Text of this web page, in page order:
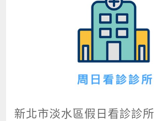
新北市淡水區假日看診診所